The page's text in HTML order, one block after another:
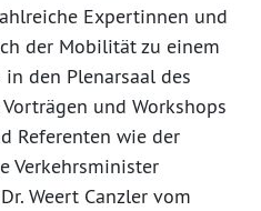
Expertinnen und
der Mobilität zu einem
den Plenarsaal des
und Workshops
Referenten wie der
Verkehrsminister
Weert Canzler vom